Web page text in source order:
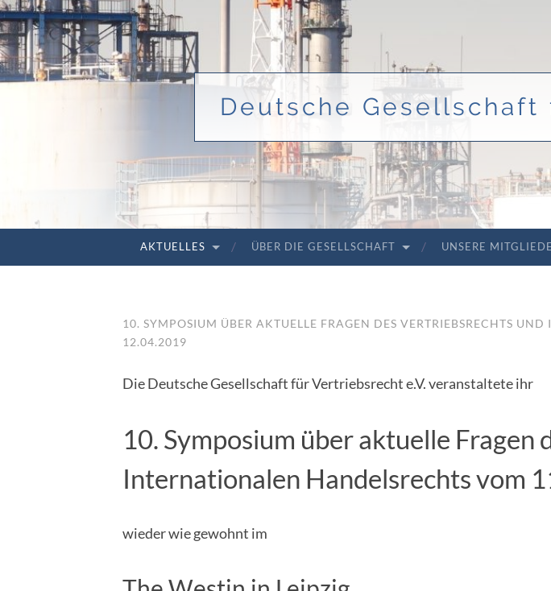
Deutsche
ZUM INHALT SPRINGENAKTUELLES ÜBER DIE GESELLSCHAFT UNSERE
10. SYMPOSIUM ÜBER AKTUELLE FRAGEN DES VERTRIEBSRECHTS
12.04.2019
Die Deutsche Gesellschaft für Vertriebsrecht e.V. veranstaltete ihr
10. Symposium über aktuelle Fragen
Internationalen Handelsrechts vom
wieder wie gewohnt im